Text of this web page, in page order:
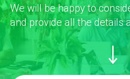
We will be happy to
and provide all the details